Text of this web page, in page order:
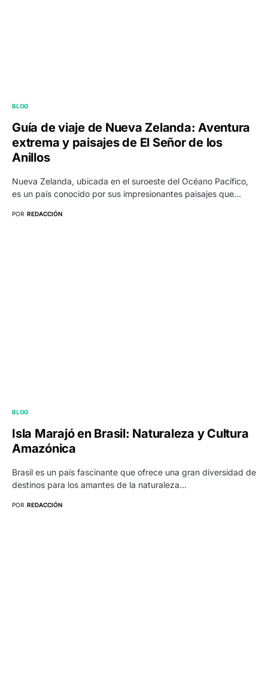
BLOG
Guía de viaje de Nueva Zelanda: Aventura
extrema y paisajes de El Señor de los
Anillos
Nueva Zelanda, ubicada en el suroeste del Océano Pacífico,
es un país conocido por sus impresionantes paisajes que…
POR REDACCIÓN
BLOG
Isla Marajó en Brasil: Naturaleza y Cultura
Amazónica
Brasil es un país fascinante que ofrece una gran diversidad de
destinos para los amantes de la naturaleza…
POR REDACCIÓN